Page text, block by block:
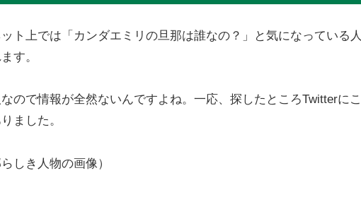
ト上では「カンダエミリの旦那は誰なの？」と気になっている人
す。
ので情報が全然ないんですよね。一応、探したところTwitterにこ
ました。
しき人物の画像）